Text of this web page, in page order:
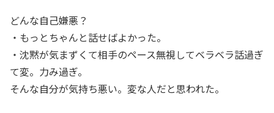
どんな自己嫌悪？
・もっとちゃんと話せばよかった。
・沈黙が気まずくて相手のペース無視してベラベラ話過ぎ
て変。力み過ぎ。
そんな自分が気持ち悪い。変な人だと思われた。